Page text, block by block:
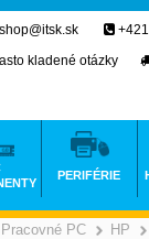
Pracovné PC HP
kladené otázky
PERIFÉRIE